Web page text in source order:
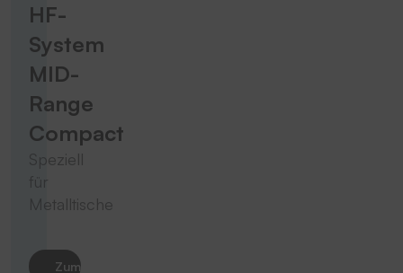
HF-
System
MID-
Range
Compact
Speziell
für
Metalltische
Zum Produkt